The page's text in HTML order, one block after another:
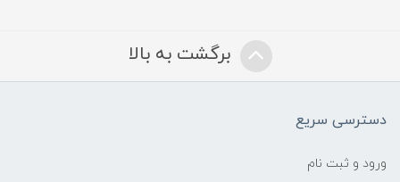
برگشت به بالا
دسترسی سریع
ورود و ثبت نام